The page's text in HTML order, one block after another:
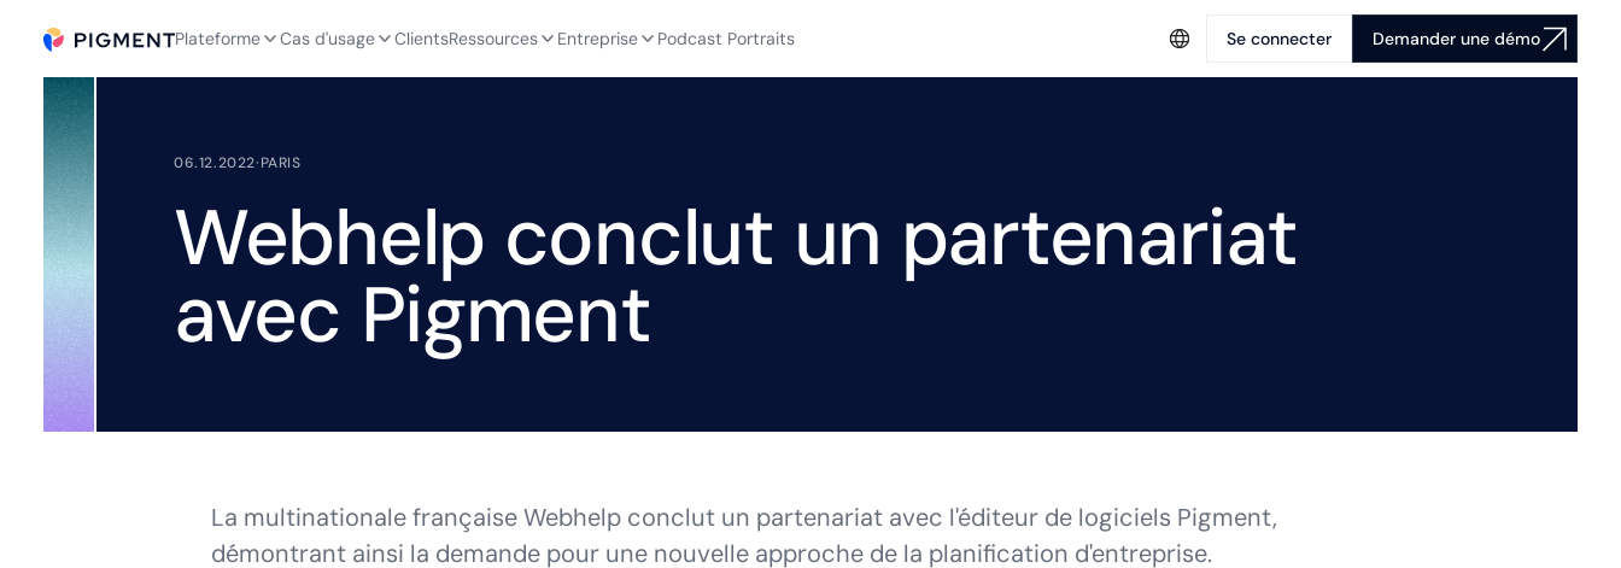
Plateforme Cas d'usage ClientsRessources Entreprise Podcast Portraits Se connecter Demander une démo
06.12.2022·PARIS
Webhelp conclut un partenariat
avec Pigment
La multinationale française Webhelp conclut un partenariat avec l'éditeur de logiciels Pigment,
démontrant ainsi la demande pour une nouvelle approche de la planification d'entreprise.